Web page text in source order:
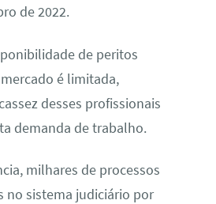
de 2022.
de peritos
é limitada,
desses profissionais
demanda de trabalho.
milhares de processos
no sistema judiciário por